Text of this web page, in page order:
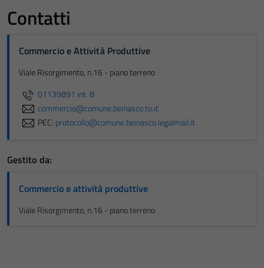
Contatti
Commercio e Attività Produttive
Viale Risorgimento, n.16 - piano terreno
01139891 int. 8
commercio@comune.beinasco.to.it
PEC: protocollo@comune.beinasco.legalmail.it
Gestito da:
Commercio e attività produttive
Viale Risorgimento, n.16 - piano terreno